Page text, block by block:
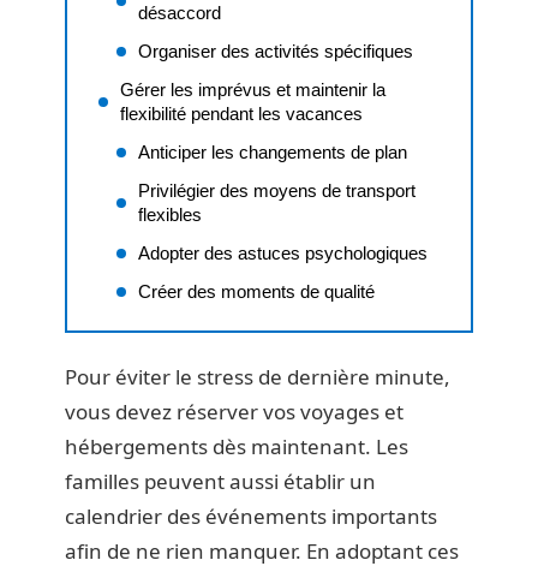
désaccord
Organiser des activités spécifiques
Gérer les imprévus et maintenir la
flexibilité pendant les vacances
Anticiper les changements de plan
Privilégier des moyens de transport
flexibles
Adopter des astuces psychologiques
Créer des moments de qualité
Pour éviter le stress de dernière minute,
vous devez réserver vos voyages et
hébergements dès maintenant. Les
familles peuvent aussi établir un
calendrier des événements importants
afin de ne rien manquer. En adoptant ces